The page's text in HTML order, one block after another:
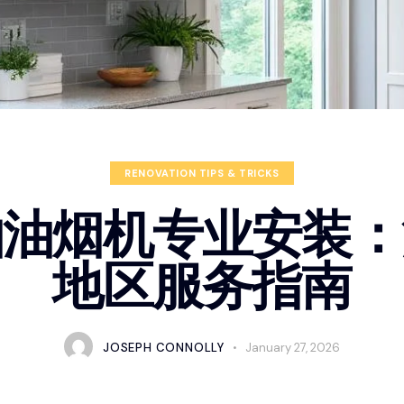
RENOVATION TIPS & TRICKS
烟机专业安装
地区服务指南
JOSEPH CONNOLLY January 27, 2026